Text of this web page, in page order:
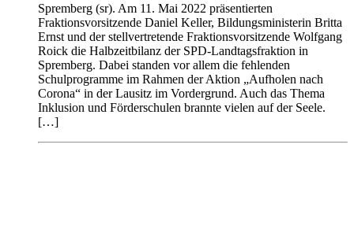
Spremberg (sr). Am 11. Mai 2022 präsentierten
Fraktionsvorsitzende Daniel Keller, Bildungsministerin Britta
Ernst und der stellvertretende Fraktionsvorsitzende Wolfgang
Roick die Halbzeitbilanz der SPD-Landtagsfraktion in
Spremberg. Dabei standen vor allem die fehlenden
Schulprogramme im Rahmen der Aktion „Aufholen nach
Corona“ in der Lausitz im Vordergrund. Auch das Thema
Inklusion und Förderschulen brannte vielen auf der Seele.
[…]